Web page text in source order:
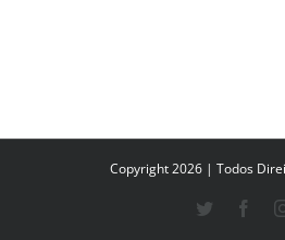
Copyright 2026 | Todos
Twitter